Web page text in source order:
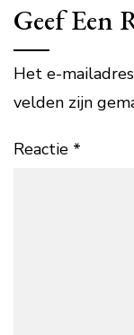
Geef Een
Het e-
velden zijn
Reactie *